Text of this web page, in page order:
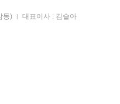
동)
대표이사 : 김슬아